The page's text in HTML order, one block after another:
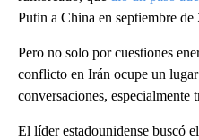
Putin a China en septiembre de
Pero no solo por cuestiones
conflicto en Irán ocupe un lugar
conversaciones, especialmente
El líder estadounidense buscó